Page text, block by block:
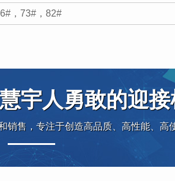
，73#，82#
宇人勇敢的迎
销售，专注于创造高品质、高性能、高